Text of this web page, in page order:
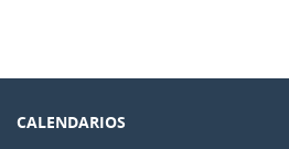
CALENDARIOS